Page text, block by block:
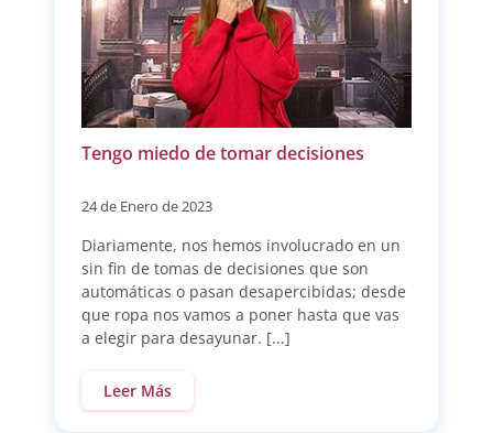
Tengo miedo de tomar decisiones
24 de Enero de 2023
Diariamente, nos hemos involucrado en un
sin fin de tomas de decisiones que son
automáticas o pasan desapercibidas; desde
que ropa nos vamos a poner hasta que vas
a elegir para desayunar. [...]
Leer Más